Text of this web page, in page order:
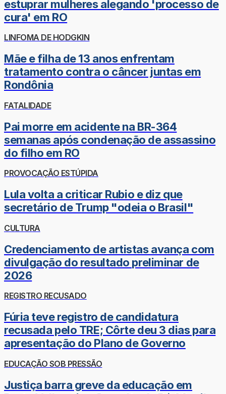
estuprar mulheres alegando 'processo de
cura' em RO
LINFOMA DE HODGKIN
Mãe e filha de 13 anos enfrentam
tratamento contra o câncer juntas em
Rondônia
FATALIDADE
Pai morre em acidente na BR-364
semanas após condenação de assassino
do filho em RO
PROVOCAÇÃO ESTÚPIDA
Lula volta a criticar Rubio e diz que
secretário de Trump "odeia o Brasil"
CULTURA
Credenciamento de artistas avança com
divulgação do resultado preliminar de
2026
REGISTRO RECUSADO
Fúria teve registro de candidatura
recusada pelo TRE; Côrte deu 3 dias para
apresentação do Plano de Governo
EDUCAÇÃO SOB PRESSÃO
Justiça barra greve da educação em